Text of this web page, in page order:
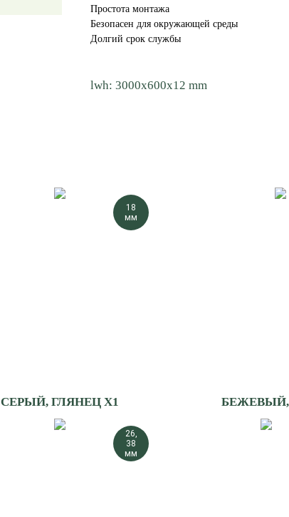
Простота монтажа
Безопасен для окружающей среды
Долгий срок службы
lwh: 3000x600x12 mm
18
мм
СЕРЫЙ, ГЛЯНЕЦ X1
26,
38
мм